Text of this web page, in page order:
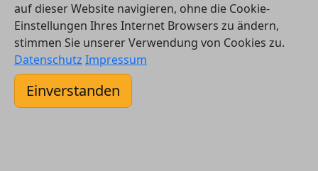
© 2026 Vergleichsrechner24 GmbH
Kontakt
auf dieser Website navigieren, ohne die Cookie-
Einstellungen Ihres Internet Browsers zu ändern,
stimmen Sie unserer Verwendung von Cookies zu.
Datenschutz Impressum
Einverstanden